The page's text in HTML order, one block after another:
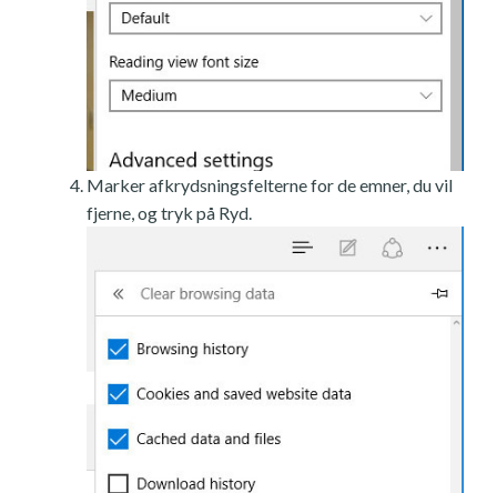
Marker afkrydsningsfelterne for de emner, du vil
fjerne, og tryk på Ryd.